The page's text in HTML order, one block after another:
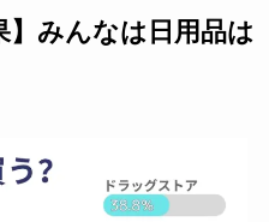
】みんなは日用品は